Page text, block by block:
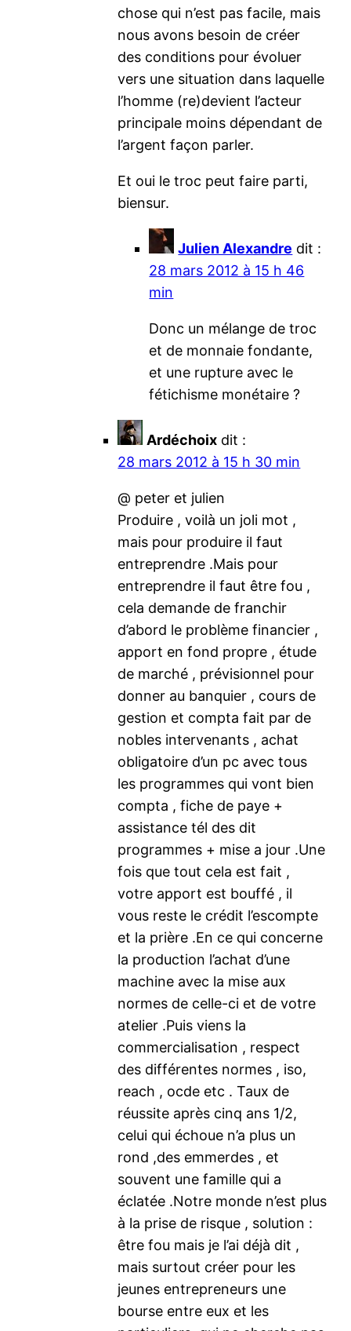
chose qui n’est pas facile, mais
nous avons besoin de créer
des conditions pour évoluer
vers une situation dans laquelle
l’homme (re)devient l’acteur
principale moins dépendant de
l’argent façon parler.
Et oui le troc peut faire parti,
biensur.
Julien Alexandre dit :
28 mars 2012 à 15 h 46
min
Donc un mélange de troc
et de monnaie fondante,
et une rupture avec le
fétichisme monétaire ?
Ardéchoix dit :
28 mars 2012 à 15 h 30 min
@ peter et julien
Produire , voilà un joli mot ,
mais pour produire il faut
entreprendre .Mais pour
entreprendre il faut être fou ,
cela demande de franchir
d’abord le problème financier ,
apport en fond propre , étude
de marché , prévisionnel pour
donner au banquier , cours de
gestion et compta fait par de
nobles intervenants , achat
obligatoire d’un pc avec tous
les programmes qui vont bien
compta , fiche de paye +
assistance tél des dit
programmes + mise a jour .Une
fois que tout cela est fait ,
votre apport est bouffé , il
vous reste le crédit l’escompte
et la prière .En ce qui concerne
la production l’achat d’une
machine avec la mise aux
normes de celle-ci et de votre
atelier .Puis viens la
commercialisation , respect
des différentes normes , iso,
reach , ocde etc . Taux de
réussite après cinq ans 1/2,
celui qui échoue n’a plus un
rond ,des emmerdes , et
souvent une famille qui a
éclatée .Notre monde n’est plus
à la prise de risque , solution :
être fou mais je l’ai déjà dit ,
mais surtout créer pour les
jeunes entrepreneurs une
bourse entre eux et les